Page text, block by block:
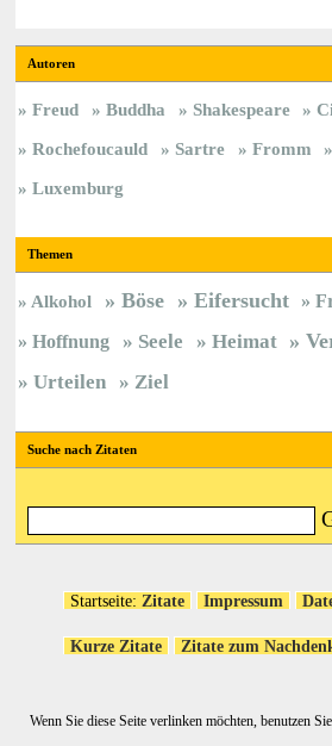
Autoren
Freud Buddha Shakespeare
Rochefoucauld
Sartre Fromm
Luxemburg
Themen
Alkohol Böse Eifersucht
Hoffnung Seele Heimat
Urteilen Ziel
Suche nach Zitaten
Startseite: Zitate Impressum
Kurze Zitate Zitate zum
Wenn Sie diese Seite verlinken möchten, benutzen